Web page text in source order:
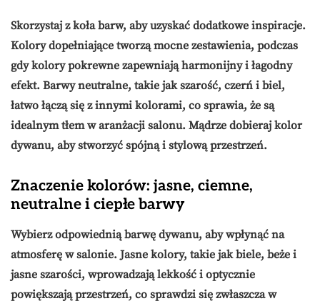
Skorzystaj z koła barw, aby uzyskać dodatkowe inspiracje.
Kolory dopełniające tworzą mocne zestawienia, podczas
gdy kolory pokrewne zapewniają harmonijny i łagodny
efekt. Barwy neutralne, takie jak szarość, czerń i biel,
łatwo łączą się z innymi kolorami, co sprawia, że są
idealnym tłem w aranżacji salonu. Mądrze dobieraj kolor
dywanu, aby stworzyć spójną i stylową przestrzeń.
Znaczenie kolorów: jasne, ciemne,
neutralne i ciepłe barwy
Wybierz odpowiedniąbarwę dywanu, aby wpłynąć na
atmosferę w salonie. Jasne kolory, takie jak biele, beże i
jasne szarości, wprowadzają lekkość i optycznie
powiększają przestrzeń, co sprawdzi się zwłaszcza w